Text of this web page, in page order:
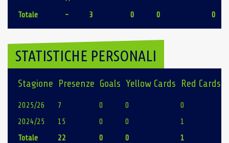
Totale
- 3 0 0 0
STATISTICHE PERSONALI
Stagione Presenze Goals Yellow Cards Red Cards
2025/26 7 0 0 0
2024/25
15 0 0 1
Totale
22 0 0 1